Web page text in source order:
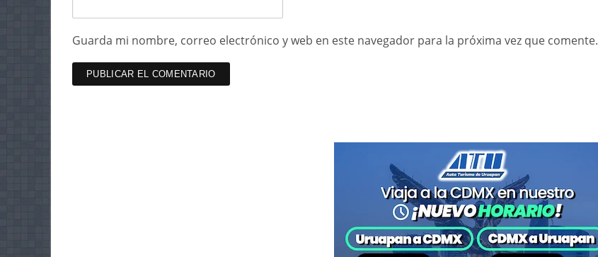
Guarda mi nombre, correo electrónico y web en este navegador para la próxima vez que comente.